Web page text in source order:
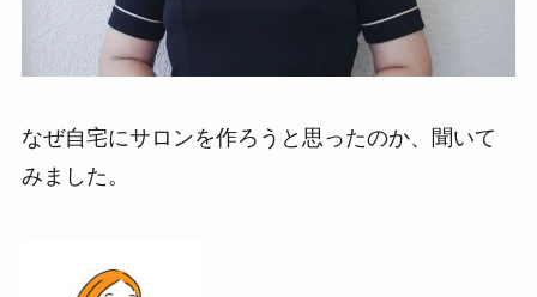
なぜ自宅にサロンを作ろうと思ったのか、聞いて
みました。